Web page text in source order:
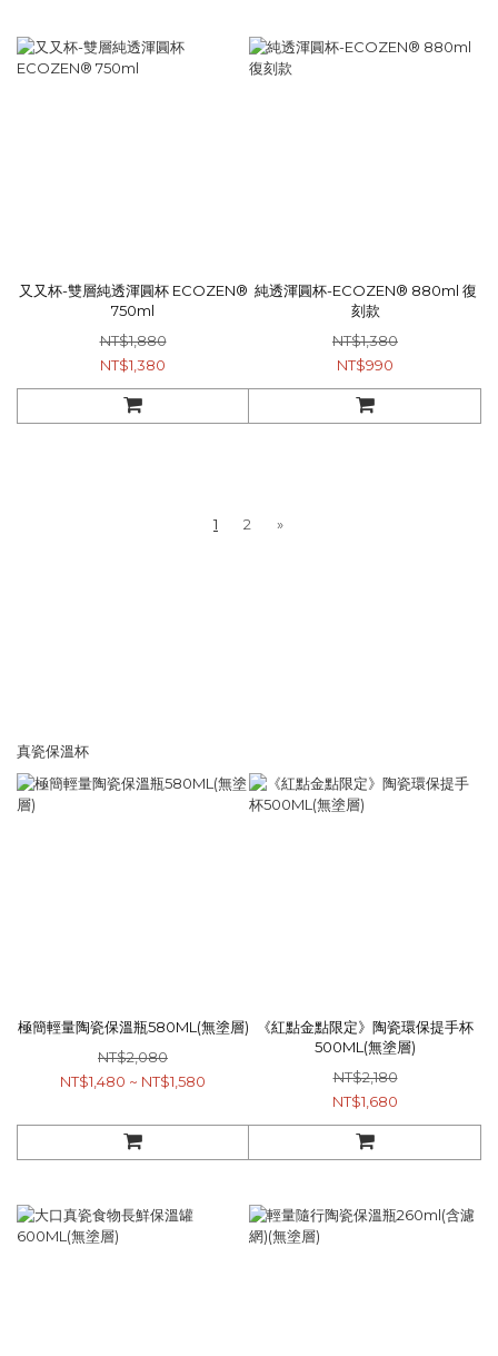
又又杯-雙層純透渾圓杯 ECOZEN®
750ml
NT$1,880
NT$1,380
純透渾圓杯-ECOZEN® 880ml 復
刻款
NT$1,380
NT$990
1 2 »
真瓷保溫杯
極簡輕量陶瓷保溫瓶580ML(無塗層)
NT$2,080
NT$1,480 ~ NT$1,580
《紅點金點限定》陶瓷環保提手杯
500ML(無塗層)
NT$2,180
NT$1,680